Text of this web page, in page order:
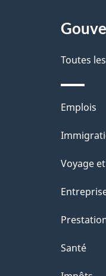
é
t
a
i
l
d
e
l
p
a
g
Toutes
et
Emplois
Voyage
Santé